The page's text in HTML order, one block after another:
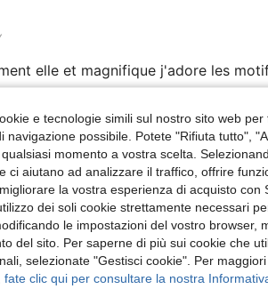
elle et magnifique j'adore les
Recensioni
e tecnologie simili sul nostro sito web
navigazione possibile. Potete "Rifiuta tutto",
momento a vostra scelta.
ci aiutano ad analizzare il traffico, offrire
la vostra esperienza di acquisto con
dei soli cookie strettamente necessari
le impostazioni del vostro browser,
del sito. Per saperne di più sui cookie che
selezionate "Gestisci cookie". Per
fate clic qui per consultare la nostra